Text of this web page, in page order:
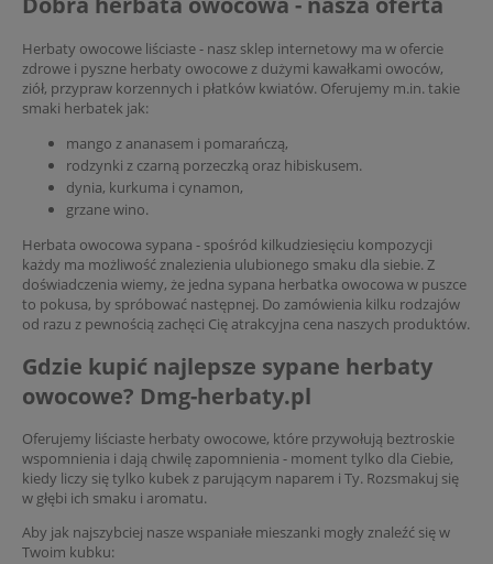
Herbaty owocowe liściaste - nasz sklep internetowy ma w ofercie
zdrowe i pyszne herbaty owocowe z dużymi kawałkami owoców,
ziół, przypraw korzennych i płatków kwiatów. Oferujemy m.in. takie
smaki herbatek jak:
mango z ananasem i pomarańczą,
rodzynki z czarną porzeczką oraz hibiskusem.
dynia, kurkuma i cynamon,
grzane wino.
Herbata owocowa sypana - spośród kilkudziesięciu kompozycji
każdy ma możliwość znalezienia ulubionego smaku dla siebie. Z
doświadczenia wiemy, że jedna sypana herbatka owocowa w puszce
to pokusa, by spróbować następnej. Do zamówienia kilku rodzajów
od razu z pewnością zachęci Cię atrakcyjna cena naszych produktów.
Gdzie kupić najlepsze sypane herbaty
owocowe? Dmg-herbaty.pl
Oferujemy liściaste herbaty owocowe, które przywołują beztroskie
wspomnienia i dają chwilę zapomnienia - moment tylko dla Ciebie,
kiedy liczy się tylko kubek z parującym naparem i Ty. Rozsmakuj się
w głębi ich smaku i aromatu.
Aby jak najszybciej nasze wspaniałe mieszanki mogły znaleźć się w
Twoim kubku: